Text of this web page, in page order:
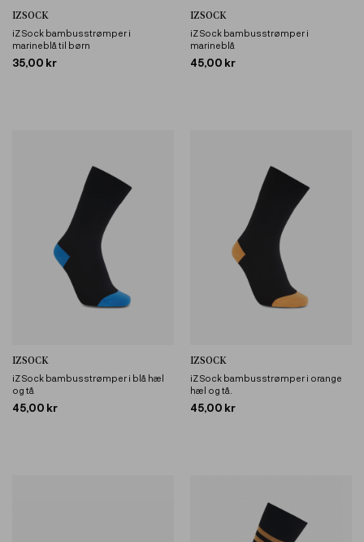
IZSOCK
iZ Sock bambusstrømper i
marineblå til børn
35,00 kr
IZSOCK
iZ Sock bambusstrømper i
marineblå
45,00 kr
IZSOCK
iZ Sock bambusstrømper i blå hæl
og tå
45,00 kr
IZSOCK
iZ Sock bambusstrømper i orange
hæl og tå.
45,00 kr